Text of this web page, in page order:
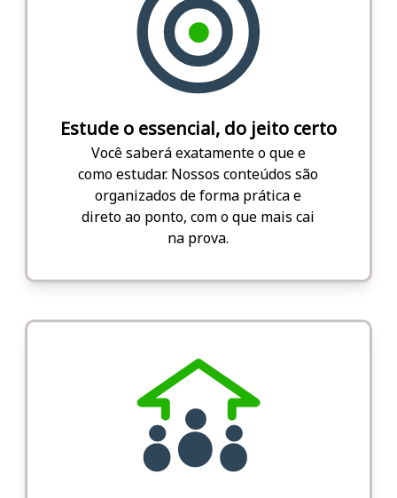
Estude o essencial, do jeito certo
Você saberá exatamente o que e
como estudar. Nossos conteúdos são
organizados de forma prática e
direto ao ponto, com o que mais cai
na prova.